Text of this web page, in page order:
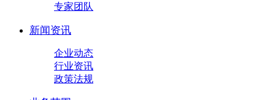
专家团队
新闻资讯
企业动态
行业资讯
政策法规